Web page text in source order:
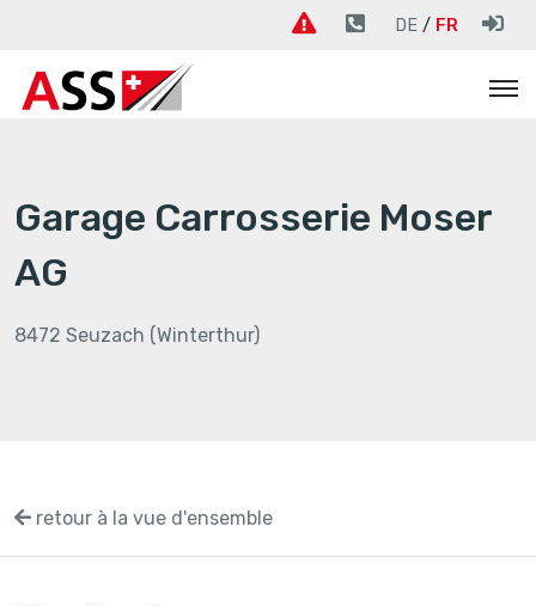
DE FR
Garage Carrosserie Moser
AG
8472 Seuzach (Winterthur)
retour à la vue d'ensemble